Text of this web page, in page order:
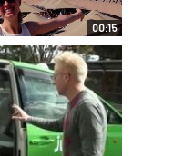
00:15